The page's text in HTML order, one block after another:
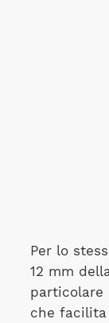
Per lo
12 mm
particolare
che